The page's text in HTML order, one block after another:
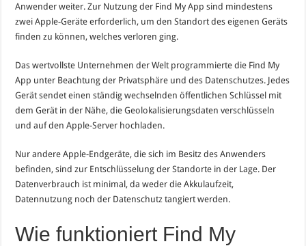
Anwender weiter. Zur Nutzung der Find My App sind mindestens
zwei Apple-Geräte erforderlich, um den Standort des eigenen Geräts
finden zu können, welches verloren ging.
Das wertvollste Unternehmen der Welt programmierte die Find My
App unter Beachtung der Privatsphäre und des Datenschutzes. Jedes
Gerät sendet einen ständig wechselnden öffentlichen Schlüssel mit
dem Gerät in der Nähe, die Geolokalisierungsdaten verschlüsseln
und auf den Apple-Server hochladen.
Nur andere Apple-Endgeräte, die sich im Besitz des Anwenders
befinden, sind zur Entschlüsselung der Standorte in der Lage. Der
Datenverbrauch ist minimal, da weder die Akkulaufzeit,
Datennutzung noch der Datenschutz tangiert werden.
Wie funktioniert Find My